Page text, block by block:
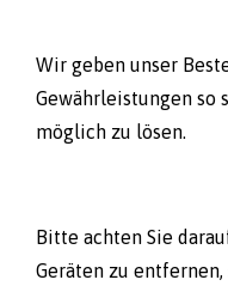
Wir geben unser
Gewährleistungen so
möglich zu lösen.
Bitte achten Sie
Geräten zu